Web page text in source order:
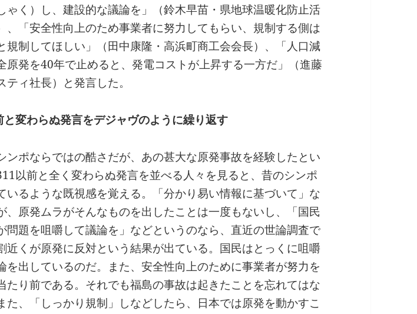
ゃく）し、建設的な議論を」（鈴木早苗・県地球温暖化防止活
、「安全性向上のため事業者に努力してもらい、規制する側は
規制してほしい」（田中康隆・高浜町商工会会長）、「人口減
原発を40年で止めると、発電コストが上昇する一方だ」（進藤
ティ社長）と発言した。
変わらぬ発言をデジャヴのように繰り返す
ンポならではの酷さだが、あの甚大な原発事故を経験したとい
以前と全く変わらぬ発言を並べる人々を見ると、昔のシンポ
いるような既視感を覚える。「分かり易い情報に基づいて」な
、原発ムラがそんなものを出したことは一度もないし、「国民
問題を咀嚼して議論を」などというのなら、直近の世論調査で
近くが原発に反対という結果が出ている。国民はとっくに咀嚼
を出しているのだ。また、安全性向上のために事業者が努力を
たり前である。それでも福島の事故は起きたことを忘れてはな
た、「しっかり規制」しなどしたら、日本では原発を動かすこ